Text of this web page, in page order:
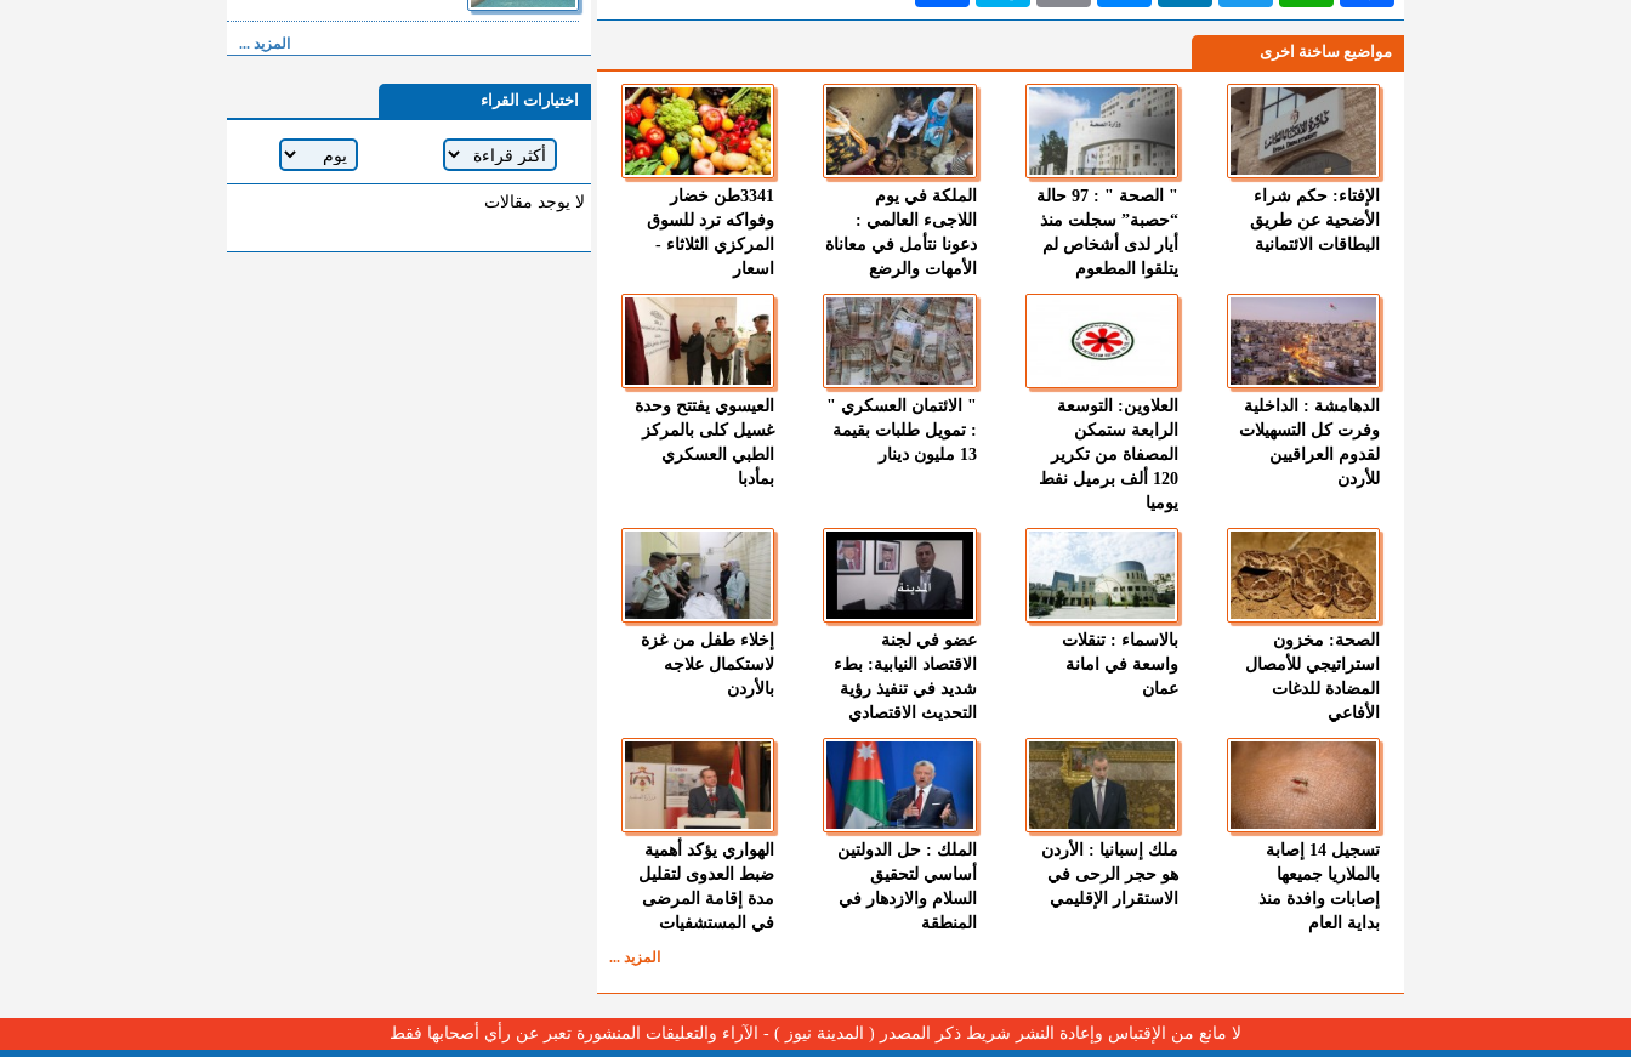
مواضيع ساخنة اخرى
الإفتاء: حكم شراء
الأضحية عن طريق
البطاقات الائتمانية
" الصحة " : 97 حالة
“حصبة” سجلت منذ
أيار لدى أشخاص لم
يتلقوا المطعوم
الملكة في يوم
اللاجىء العالمي :
دعونا نتأمل في معاناة
الأمهات والرضع
3341طن خضار
وفواكه ترد للسوق
المركزي الثلاثاء -
اسعار
الدهامشة : الداخلية
وفرت كل التسهيلات
لقدوم العراقيين
للأردن
العلاوين: التوسعة
الرابعة ستمكن
المصفاة من تكرير
120 ألف برميل نفط
يوميا
" الائتمان العسكري "
: تمويل طلبات بقيمة
13 مليون دينار
العيسوي يفتتح وحدة
غسيل كلى بالمركز
الطبي العسكري
بمأدبا
الصحة: مخزون
استراتيجي للأمصال
المضادة للدغات
الأفاعي
بالاسماء : تنقلات
واسعة في امانة
عمان
عضو في لجنة
الاقتصاد النيابية: بطء
شديد في تنفيذ رؤية
التحديث الاقتصادي
إخلاء طفل من غزة
لاستكمال علاجه
بالأردن
تسجيل 14 إصابة
بالملاريا جميعها
إصابات وافدة منذ
بداية العام
ملك إسبانيا : الأردن
هو حجر الرحى في
الاستقرار الإقليمي
الملك : حل الدولتين
أساسي لتحقيق
السلام والازدهار في
المنطقة
الهواري يؤكد أهمية
ضبط العدوى لتقليل
مدة إقامة المرضى
في المستشفيات
المزيد ...
المزيد ...
اختيارات القراء
لا يوجد مقالات
لا مانع من الإقتباس وإعادة النشر شريط ذكر المصدر ( المدينة نيوز ) - الآراء والتعليقات المنشورة تعبر عن رأي أصحابها فقط